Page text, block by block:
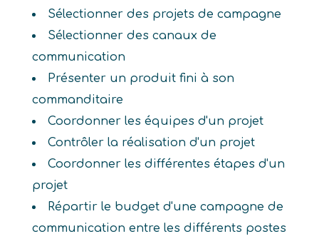
Sélectionner des projets de campagne
Sélectionner des canaux de
communication
Présenter un produit fini à son
commanditaire
Coordonner les équipes d'un projet
Contrôler la réalisation d'un projet
Coordonner les différentes étapes d'un
projet
Répartir le budget d'une campagne de
communication entre les différents postes